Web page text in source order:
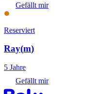
Gefällt mir
Reserviert
Ray(m)
5 Jahre
Gefällt mir